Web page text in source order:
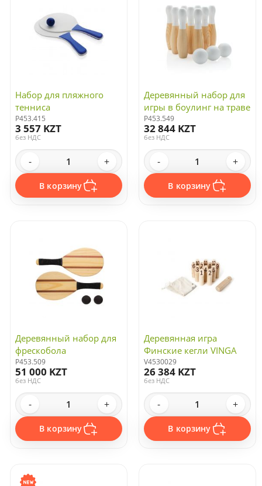
Банные наборы
Дача и сад
Набор для пляжного
тенниса
P453.415
3 557 KZT
без НДС
- +
В корзину
Деревянный набор для
игры в боулинг на траве
P453.549
32 844 KZT
без НДС
- +
В корзину
Деревянный набор для
фрескобола
P453.509
51 000 KZT
без НДС
- +
В корзину
Деревянная игра
Финские кегли VINGA
V4530029
26 384 KZT
без НДС
- +
В корзину